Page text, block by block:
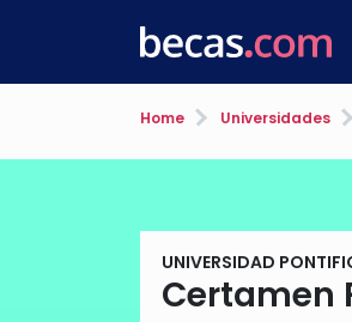
Home Universidades
UNIVERSIDAD
Certamen